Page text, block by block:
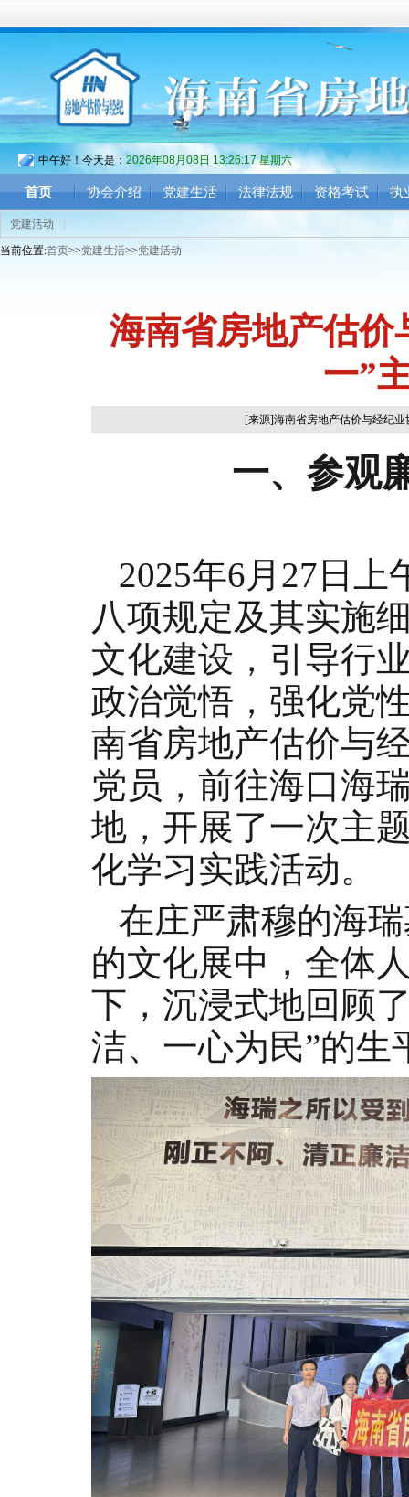
中午好！今天是： 2026年08月08日 13:26:19 星期六
首页 协会介绍 党建生活 法律法规 资格考试 执
党建活动
当前位置:首页>>党建生活>>党建活动
海南省房地产估价
一”
[来源]海南省房地产估价与经纪
一、参观
2025年6月27日上
八项规定及其实施
文化建设，引导行
政治觉悟，强化党
南省房地产估价与
党员，前往海口海
地，开展了一次主
化学习实践活动。
在庄严肃穆的海
的文化展中，全体
下，沉浸式地回顾
洁、一心为民”的生